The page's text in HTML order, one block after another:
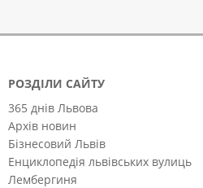
РОЗДІЛИ САЙТУ
365 днів Львова
Архів новин
Бізнесовий Львів
Енциклопедія львівських вулиць
Лембергиня